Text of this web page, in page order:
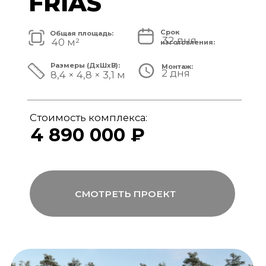
модульный банный комплекс
5 820 000 ₽
СМОТРЕТЬ ПРОЕКТ